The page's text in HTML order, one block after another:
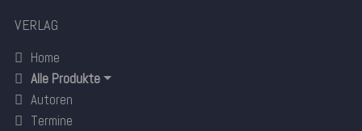
VERLAG
Home
Alle Produkte
Autoren
Termine